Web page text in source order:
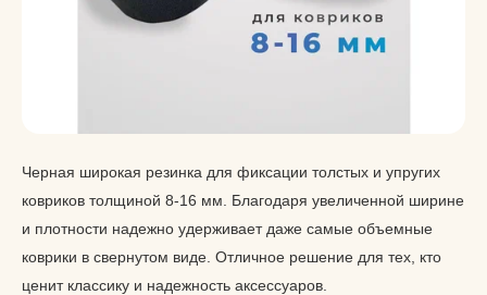
Черная широкая резинка для фиксации толстых и упругих
ковриков толщиной 8-16 мм. Благодаря увеличенной ширине
и плотности надежно удерживает даже самые объемные
коврики в свернутом виде. Отличное решение для тех, кто
ценит классику и надежность аксессуаров.